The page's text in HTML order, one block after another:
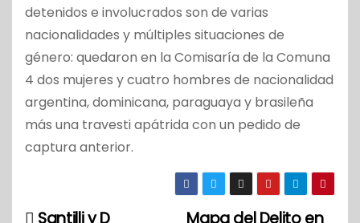
detenidos e involucrados son de varias
nacionalidades y múltiples situaciones de
género: quedaron en la Comisaría de la Comuna
4 dos mujeres y cuatro hombres de nacionalidad
argentina, dominicana, paraguaya y brasileña
más una travesti apátrida con un pedido de
captura anterior.
Mapa del Delito en
Santilli y D